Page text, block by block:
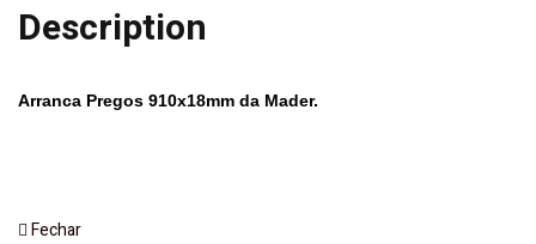
Description
Arranca Pregos 910x18mm da Mader.
Fechar